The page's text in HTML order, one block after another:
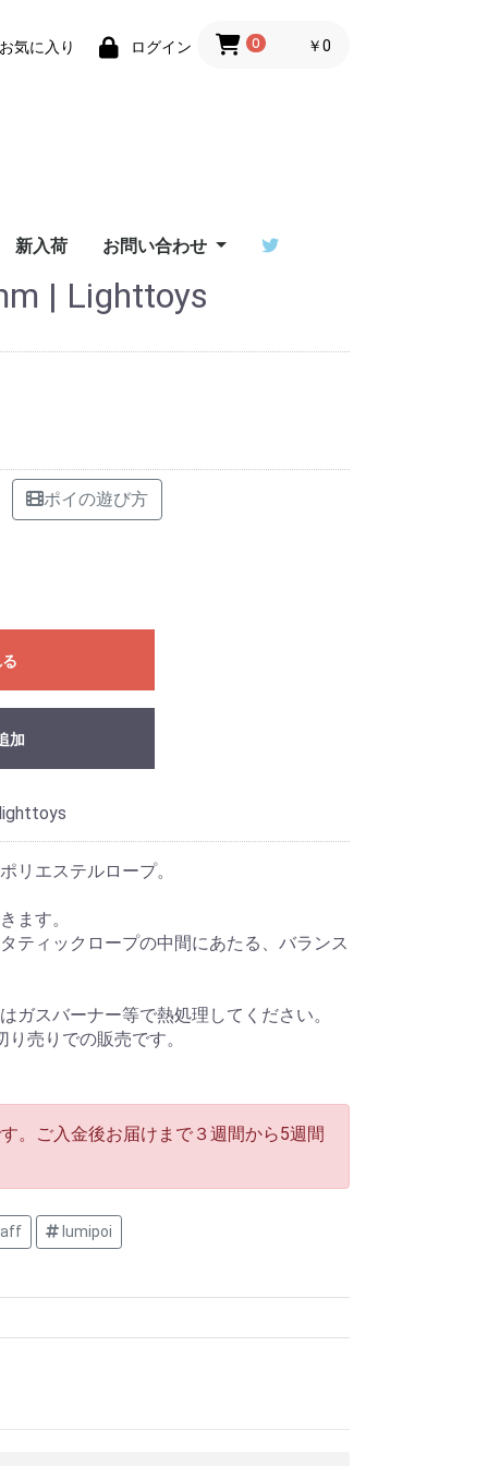
気に入り ログイン 0 ￥0
ザーサ
ーザ
ンデ
ウン
比較
新入荷 お問い合わせ
ご利用ガイド
特定商取引法に基づく
Flowtoys社製品の保
Lighttoys社製品の保
ビジュアルポイをご検
お問い合わせフォーム
出演依頼はポイラボへ
| Lighttoys
ポイの遊び方
加
リエステルロープ。
ます。
ティックロープの中間にあたる、バランス
ガスバーナー等で熱処理してください。
売りでの販売です。
。ご入金後お届けまで３週間から5週間
lumipoi